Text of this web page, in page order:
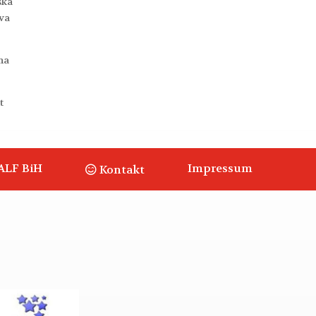
BiH Kontakt Impressum